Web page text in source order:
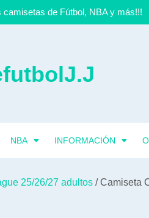
camisetas de Fútbol, NBA y más!!!
NBA INFORMACIÓN
25/26/27 adultos / Camiseta